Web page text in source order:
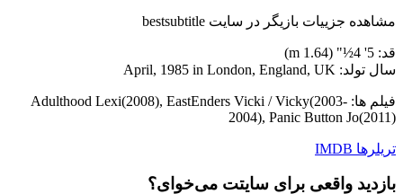
مشاهده جزییات بازیگر در سایت bestsubtitle
قد: 5' 4½" (1.64 m)
سال تولد: April, 1985 in London, England, UK
فیلم ها: Adulthood Lexi(2008), EastEnders Vicki / Vicky(2003-
2004), Panic Button Jo(2011)
تریلرها IMDB
بازدید واقعی برای سایتت می‌خوای؟